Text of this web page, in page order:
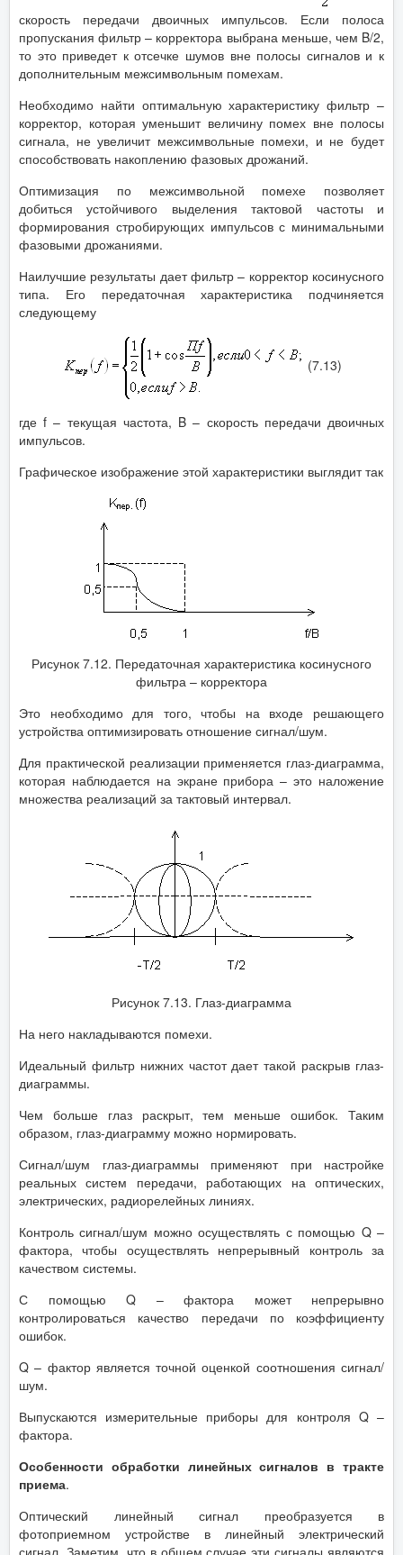
скорость передачи двоичных импульсов. Если полоса
пропускания фильтр – корректора выбрана меньше, чем B/2,
то это приведет к отсечке шумов вне полосы сигналов и к
дополнительным межсимвольным помехам.
Необходимо найти оптимальную характеристику фильтр –
корректор, которая уменьшит величину помех вне полосы
сигнала, не увеличит межсимвольные помехи, и не будет
способствовать накоплению фазовых дрожаний.
Оптимизация по межсимвольной помехе позволяет
добиться устойчивого выделения тактовой частоты и
формирования стробирующих импульсов с минимальными
фазовыми дрожаниями.
Наилучшие результаты дает фильтр – корректор косинусного
типа. Его передаточная характеристика подчиняется
следующему
(7.13)
где f – текущая частота, B – скорость передачи двоичных
импульсов.
Графическое изображение этой характеристики выглядит так
Рисунок 7.12. Передаточная характеристика косинусного
фильтра – корректора
Это необходимо для того, чтобы на входе решающего
устройства оптимизировать отношение сигнал/шум.
Для практической реализации применяется глаз-диаграмма,
которая наблюдается на экране прибора – это наложение
множества реализаций за тактовый интервал.
Рисунок 7.13. Глаз-диаграмма
На него накладываются помехи.
Идеальный фильтр нижних частот дает такой раскрыв глаз-
диаграммы.
Чем больше глаз раскрыт, тем меньше ошибок. Таким
образом, глаз-диаграмму можно нормировать.
Сигнал/шум глаз-диаграммы применяют при настройке
реальных систем передачи, работающих на оптических,
электрических, радиорелейных линиях.
Контроль сигнал/шум можно осуществлять с помощью Q –
фактора, чтобы осуществлять непрерывный контроль за
качеством системы.
С помощью Q – фактора может непрерывно
контролироваться качество передачи по коэффициенту
ошибок.
Q – фактор является точной оценкой соотношения сигнал/
шум.
Выпускаются измерительные приборы для контроля Q –
фактора.
Особенности обработки линейных сигналов в тракте
приема.
Оптический линейный сигнал преобразуется в
фотоприемном устройстве в линейный электрический